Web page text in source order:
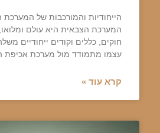
הייחודיות והמורכבות של
המערכת הצבאית היא עולם
חוקים, כללים וקודים ייחודיים
עצמו מתמודד מול מערכת אכיפת
קרא עוד »